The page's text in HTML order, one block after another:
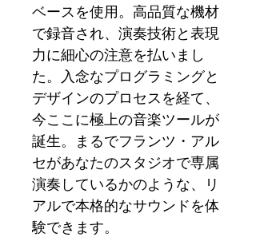
ベースを使用。高品質な機材
で録音され、演奏技術と表現
力に細心の注意を払いまし
た。入念なプログラミングと
デザインのプロセスを経て、
今ここに極上の音楽ツールが
誕生。まるでフランツ・アル
セがあなたのスタジオで専属
演奏しているかのような、リ
アルで本格的なサウンドを体
験できます。